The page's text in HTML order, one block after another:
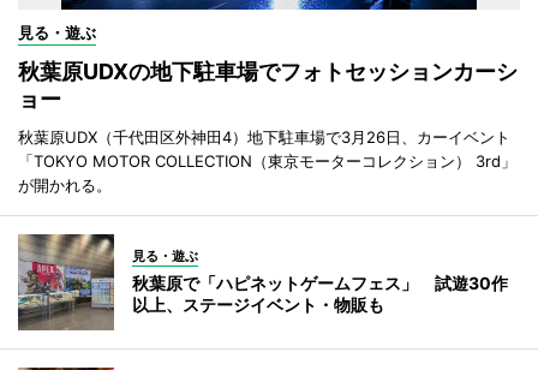
見る・遊ぶ
秋葉原UDXの地下駐車場でフォトセッションカーシ
ョー
秋葉原UDX（千代田区外神田4）地下駐車場で3月26日、カーイベント
「TOKYO MOTOR COLLECTION（東京モーターコレクション） 3rd」
が開かれる。
見る・遊ぶ
秋葉原で「ハピネットゲームフェス」 試遊30作
以上、ステージイベント・物販も